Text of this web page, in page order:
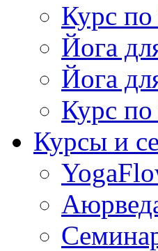
Курс по
Йога
Йога
Курс по
Курсы и